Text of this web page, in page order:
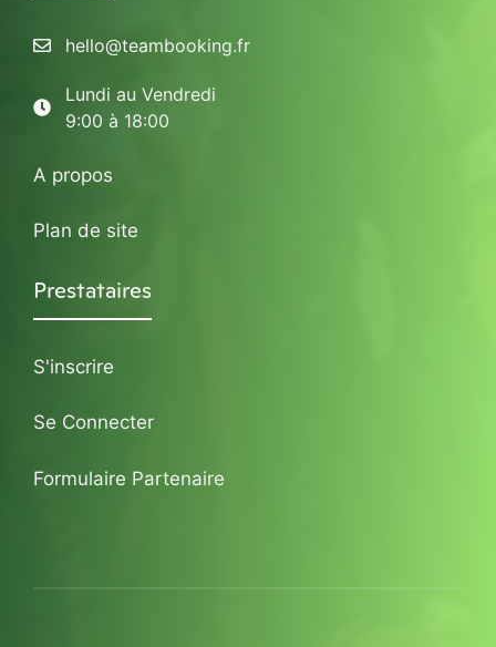
hello@teambooking.fr
Lundi au Vendredi
9:00 à 18:00
A propos
Plan de site
Prestataires
S'inscrire
Se Connecter
Formulaire Partenaire